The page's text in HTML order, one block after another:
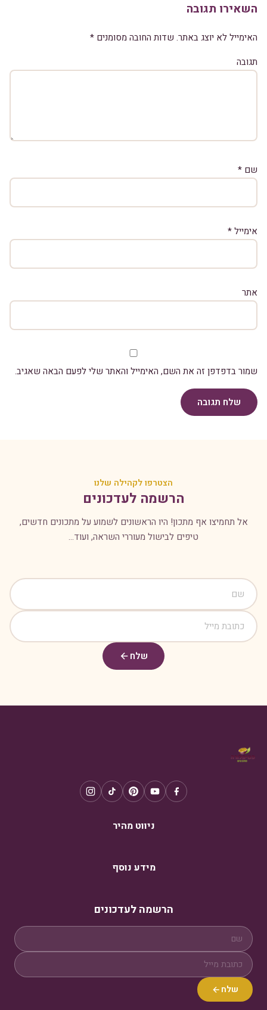
השאירו תגובה
האימייל לא יוצג באתר. שדות החובה מסומנים *
תגובה
שם *
אימייל*
אתר
שמור בדפדפן זה את השם, האימייל והאתר שלי לפעם הבאה שאגיב.
שלח תגובה
הצטרפו לקהילה שלנו
הרשמה לעדכונים
אל תחמיצו אף מתכון! היו הראשונים לשמוע על מתכונים חדשים,
טיפים לבישול מעוררי השראה, ועוד...
שלח
ניווט מהיר
מידע נוסף
הרשמה לעדכונים
שלח